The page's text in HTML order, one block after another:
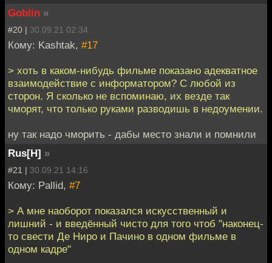
Goblin »
#20 | 30.09.21 02:34
Кому: Kashtak, #17
> хоть в каком-нибудь фильме показано адекватное
взаимодействие с информатором? С любой из
сторон. Я сколько не вспоминаю, их везде так
чморят, что только руками разводишь в недоумении.
ну так надо чморить - дабы место знали и помнили
Rus[H] »
#21 | 30.09.21 14:16
Кому: Pallid, #7
> А мне наоборот показался искусственный и
лишний - и введённый чисто для того чтоб "наконец-
то свести Де Ниро и Пачино в одном фильме в
одном кадре"